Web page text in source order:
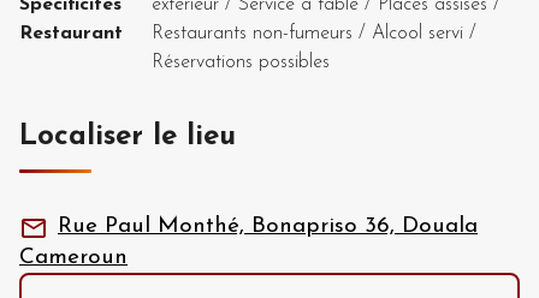
Specificités
Restaurant
extérieur / Service à table / Places assises /
Restaurants non-fumeurs / Alcool servi /
Réservations possibles
Localiser le lieu
Rue Paul Monthé, Bonapriso 36, Douala
Cameroun